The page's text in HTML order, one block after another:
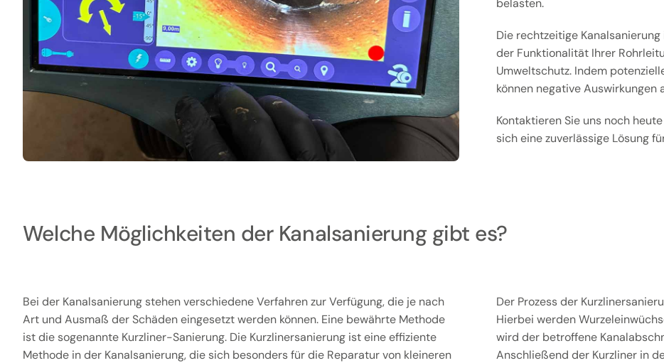
belasten.
Die rechtzeitige
der Funktionalität Ihrer
Umweltschutz. Indem
können negative
Kontaktieren Sie uns noch
sich eine zuverlässige Lösung
Welche Möglichkeiten der Kanalsanierung gibt es?
Bei der Kanalsanierung stehen verschiedene Verfahren zur Verfügung, die je nach
Art und Ausmaß der Schäden eingesetzt werden können. Eine bewährte Methode
ist die sogenannte Kurzliner-Sanierung. Die Kurzlinersanierung ist eine effiziente
Methode in der Kanalsanierung, die sich besonders für die Reparatur von kleineren
Der Prozess der
Hierbei werden
wird der betroffene
Anschließend der Kurzliner in